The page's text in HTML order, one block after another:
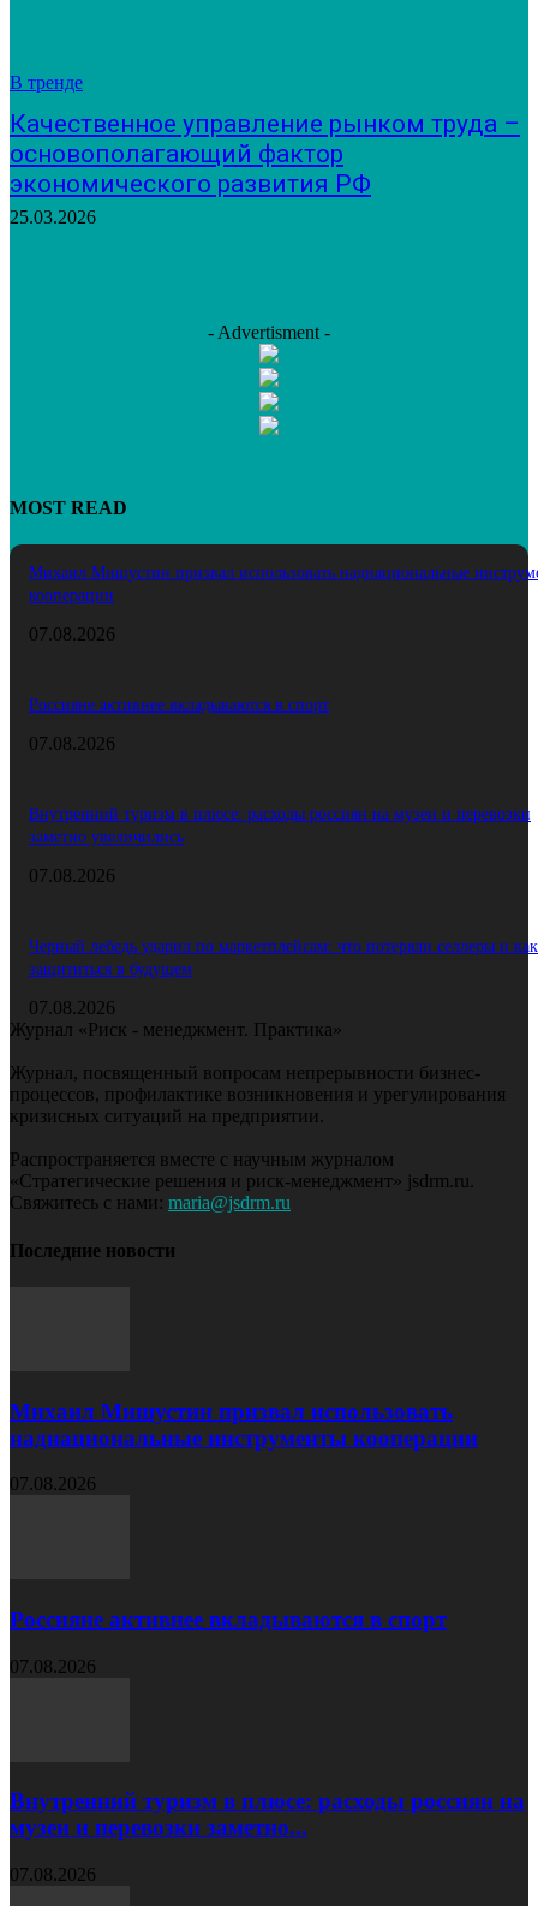
В тренде
Качественное управление рынком труда –
основополагающий фактор
экономического развития РФ
25.03.2026
- Advertisment -
MOST READ
Михаил Мишустин призвал использовать наднациональные
кооперации
07.08.2026
Россияне активнее вкладываются в спорт
07.08.2026
Внутренний туризм в плюсе: расходы россиян на музеи и перевозки
заметно увеличились
07.08.2026
Черный лебедь ударил по маркетплейсам: что потеряли селлеры и как
защититься в будущем
07.08.2026
Журнал «Риск - менеджмент. Практика»
Журнал, посвященный вопросам непрерывности бизнес-
процессов, профилактике возникновения и урегулирования
кризисных ситуаций на предприятии.
Распространяется вместе с научным журналом
«Стратегические решения и риск-менеджмент» jsdrm.ru.
Свяжитесь с нами: maria@jsdrm.ru
Последние новости
Михаил Мишустин призвал использовать
наднациональные инструменты кооперации
07.08.2026
Россияне активнее вкладываются в спорт
07.08.2026
Внутренний туризм в плюсе: расходы россиян на
музеи и перевозки заметно...
07.08.2026